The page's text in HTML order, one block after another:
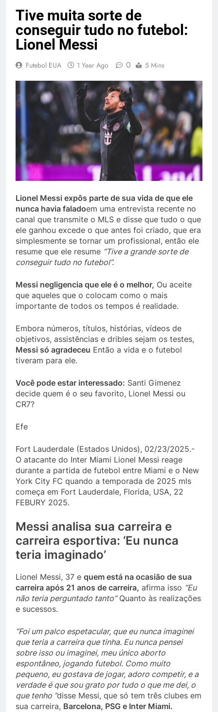
Tive muita sorte de
conseguir tudo no futebol:
Lionel Messi
Futebol EUA 1 Year Ago 0 5 Mins
Lionel Messi expôs parte de sua vida de que ele
nunca havia faladoem uma entrevista recente no
canal que transmite o MLS e disse que tudo o que
ele ganhou excede o que antes foi criado, que era
simplesmente se tornar um profissional, então ele
resume que ele resume “Tive a grande sorte de
conseguir tudo no futebol”.
Messi negligencia que ele é o melhor, Ou aceite
que aqueles que o colocam como o mais
importante de todos os tempos é realidade.
Embora números, títulos, histórias, vídeos de
objetivos, assistências e dribles sejam os testes,
Messi só agradeceu Então a vida e o futebol
tiveram para ele.
Você pode estar interessado: Santi Gimenez
decide quem é o seu favorito, Lionel Messi ou
CR7?
Efe
Fort Lauderdale (Estados Unidos), 02/23/2025.-
O atacante do Inter Miami Lionel Messi reage
durante a partida de futebol entre Miami e o New
York City FC quando a temporada de 2025 mls
começa em Fort Lauderdale, Florida, USA, 22
FEBURY 2025.
Messi analisa sua carreira e
carreira esportiva: ‘Eu nunca
teria imaginado’
Lionel Messi, 37 e quem está na ocasião de sua
carreira após 21 anos de carreira, afirma isso “Eu
não teria perguntado tanto”Quanto às realizações
e sucessos.
“Foi um palco espetacular, que eu nunca imaginei
que teria a carreira que tinha. Eu nunca pensei
sobre isso ou imaginei, meu único aborto
espontâneo, jogando futebol. Como muito
pequeno, eu gostava de jogar, adoro competir, e a
verdade é que sou grato por tudo o que me dei, o
que tenho ”disse Messi, que só tem três clubes em
sua carreira, Barcelona, ​​PSG e Inter Miami.